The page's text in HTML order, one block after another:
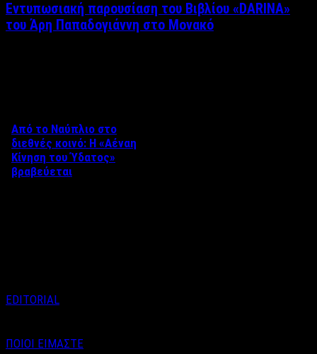
Εντυπωσιακή παρουσίαση του Βιβλίου «DARINA»
του Άρη Παπαδογιάννη στο Μονακό
Από το Ναύπλιο στο
διεθνές κοινό: Η «Αέναη
Κίνηση του Ύδατος»
βραβεύεται
EDITORIAL
ΠΟΙΟΙ ΕΙΜΑΣΤΕ